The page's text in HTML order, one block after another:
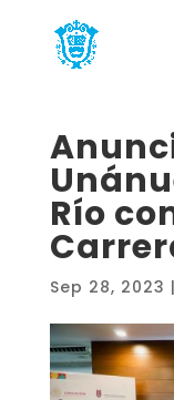
Río
Sep 28, 2023 |